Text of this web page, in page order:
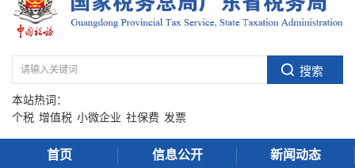
本站热词：
个税 增值税 小微企业 社保费 发票
首页 信息公开 新闻动态